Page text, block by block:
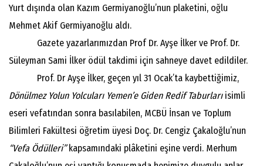
Yurt dışında olan Kazım Germiyanoğlu’nun plaketini, oğlu
Mehmet Akif Germiyanoğlu aldı.
Gazete yazarlarımızdan Prof Dr. Ayşe İlker ve Prof. Dr.
Süleyman Sami İlker ödül takdimi için sahneye davet edildiler.
Prof. Dr Ayşe İlker, geçen yıl 31 Ocak’ta kaybettiğimiz,
Dönülmez Yolun Yolcuları Yemen’e Giden Redif Taburlarıisimli
eseri vefatından sonra basılabilen, MCBÜ İnsan ve Toplum
Bilimleri Fakültesi öğretim üyesi Doç. Dr. Cengiz Çakaloğlu’nun
“Vefa Ödülleri”kapsamındaki plâketini eşine verdi. Merhum